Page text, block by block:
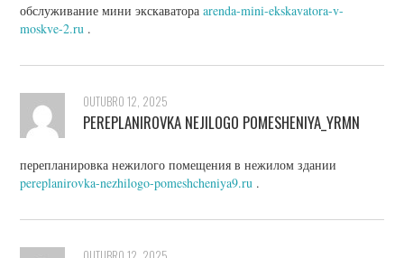
обслуживание мини экскаватораarenda-mini-ekskavatora-v-
moskve-2.ru .
OUTUBRO 12, 2025
PEREPLANIROVKA NEJILOGO POMESHENIYA_YRMN
перепланировка нежилого помещения в нежилом здании
pereplanirovka-nezhilogo-pomeshcheniya9.ru .